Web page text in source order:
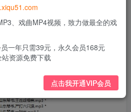
、戏曲MP4视频，致力做最全的戏
一年只需39元，永久会员168元
站资源免费下载
点击我开通VIP会员